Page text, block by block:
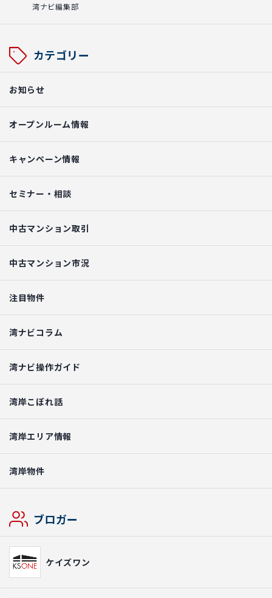
湾ナビ編集部
カテゴリー
お知らせ
オープンルーム情報
キャンペーン情報
セミナー・相談
中古マンション取引
中古マンション市況
注目物件
湾ナビコラム
湾ナビ操作ガイド
湾岸こぼれ話
湾岸エリア情報
湾岸物件
ブロガー
ケイズワン